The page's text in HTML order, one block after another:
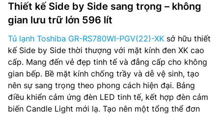
Thiết kế Side by Side sang trọng – không
gian lưu trữ lớn 596 lít
Tủ lạnh Toshiba GR-RS780WI-PGV(22)-XK sở hữu thiết
kế Side by Side thời thượng với mặt kính đen XK cao
cấp. Mang đến vẻ đẹp tinh tế và đẳng cấp cho không
gian bếp. Bề mặt kính chống trầy và dễ vệ sinh, tạo
nên sự sang trọng theo phong cách hiện đại. Bảng
điều khiển cảm ứng đèn LED tinh tế, kết hợp đèn cảm
biến Candle Light mới lạ. Tạo nên một tổng thể đơn